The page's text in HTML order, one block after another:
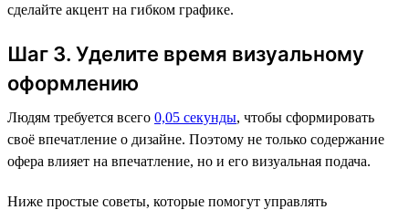
сделайте акцент на гибком графике.
Шаг 3. Уделите время визуальному
оформлению
Людям требуется всего 0,05 секунды, чтобы сформировать
своё впечатление о дизайне. Поэтому не только содержание
офера влияет на впечатление, но и его визуальная подача.
Ниже простые советы, которые помогут управлять